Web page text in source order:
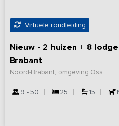
Virtuele rondleiding
Nieuw - 2 huizen + 8
Brabant
Noord-Brabant, omgeving Oss
9 - 50 25 15